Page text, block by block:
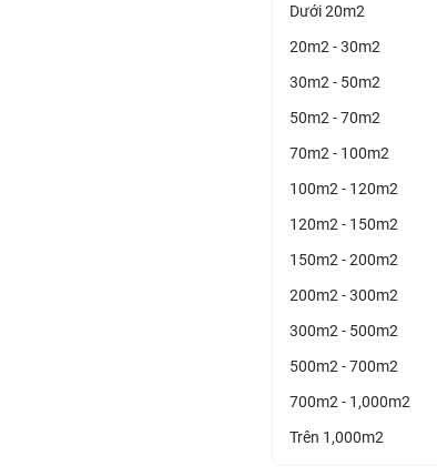
Dưới 20m2
20m2 - 30m2
30m2 - 50m2
50m2 - 70m2
70m2 - 100m2
100m2 - 120m2
120m2 - 150m2
150m2 - 200m2
200m2 - 300m2
300m2 - 500m2
500m2 - 700m2
700m2 - 1,000m2
Trên 1,000m2